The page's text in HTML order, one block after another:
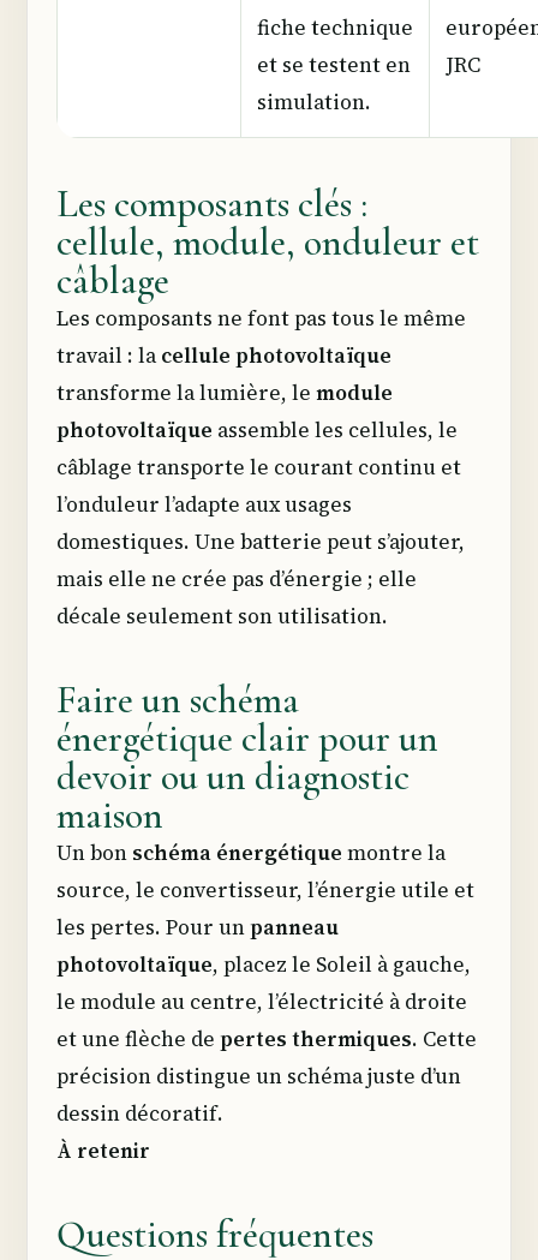
fiche technique
et se testent en
simulation.
JRC
Les composants clés :
cellule, module, onduleur et
câblage
Les composants ne font pas tous le même
travail : lacellule photovoltaïque
transforme la lumière, le module
photovoltaïque assemble les cellules, le
câblage transporte le courant continu et
l’onduleur l’adapte aux usages
domestiques. Une batterie peut s’ajouter,
mais elle ne crée pas d’énergie ; elle
décale seulement son utilisation.
Faire un schéma
énergétique clair pour un
devoir ou un diagnostic
maison
Un bon schéma énergétique montre la
source, le convertisseur, l’énergie utile et
les pertes. Pour unpanneau
photovoltaïque, placez le Soleil à gauche,
le module au centre, l’électricité à droite
et une flèche de pertes thermiques. Cette
précision distingue un schéma juste d’un
dessin décoratif.
À retenir
Questions fréquentes